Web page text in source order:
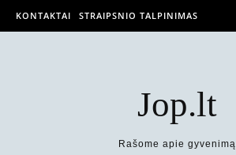
KONTAKTAI STRAIPSNIO TALPINIMAS
Jop.lt
Rašome apie gyvenimą